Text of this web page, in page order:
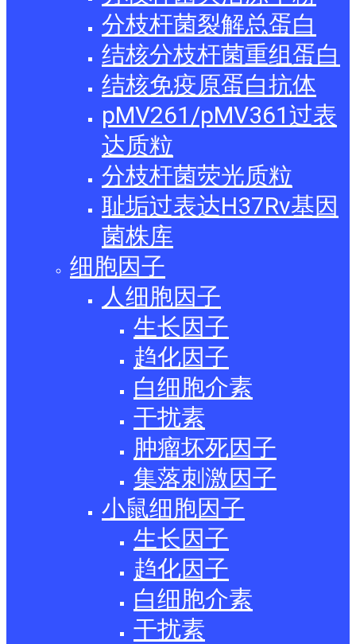
分枝杆菌裂解总蛋白
结核分枝杆菌重组蛋白
结核免疫原蛋白抗体
pMV261/pMV361过表
达质粒
分枝杆菌荧光质粒
耻垢过表达H37Rv基因
菌株库
细胞因子
人细胞因子
生长因子
趋化因子
白细胞介素
干扰素
肿瘤坏死因子
集落刺激因子
小鼠细胞因子
生长因子
趋化因子
白细胞介素
干扰素